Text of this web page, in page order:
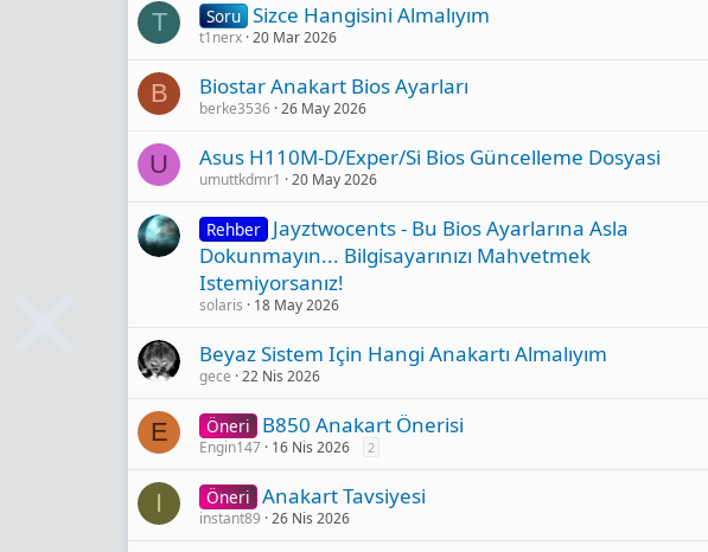
T Soru Sizce Hangisini Almalıyım
t1nerx 20 Mar 2026
B Biostar Anakart Bios Ayarları
berke3536 26 May 2026
U Asus H110M-D/Exper/Si̇ Bi̇os Güncelleme Dosyasi
umuttkdmr1 20 May 2026
Rehber Jayztwocents - Bu Bios Ayarlarına Asla
Dokunmayın... Bilgisayarınızı Mahvetmek
Istemiyorsanız!
solaris 18 May 2026
Beyaz Sistem Için Hangi Anakartı Almalıyım
gece 22 Nis 2026
E Öneri B850 Anakart Önerisi
Engin147 16 Nis 2026 2
I Öneri Anakart Tavsiyesi
instant89 26 Nis 2026